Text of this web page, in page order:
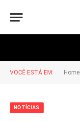
VOCÊ ESTÁ EM: Home
NOTÍCIAS